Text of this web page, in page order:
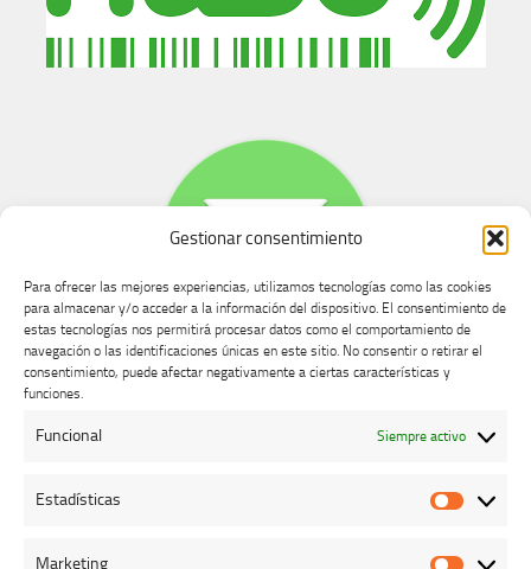
Gestionar consentimiento
Para ofrecer las mejores experiencias, utilizamos tecnologías como las cookies
para almacenar y/o acceder a la información del dispositivo. El consentimiento de
estas tecnologías nos permitirá procesar datos como el comportamiento de
navegación o las identificaciones únicas en este sitio. No consentir o retirar el
consentimiento, puede afectar negativamente a ciertas características y
funciones.
Funcional Siempre activo
Estadísticas
Marketing
Buzón de dudas, quejas y sugerencias